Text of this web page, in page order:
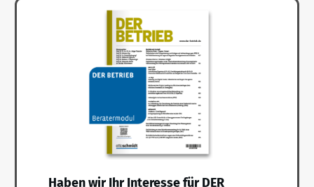
Haben wir Ihr Interesse für DER